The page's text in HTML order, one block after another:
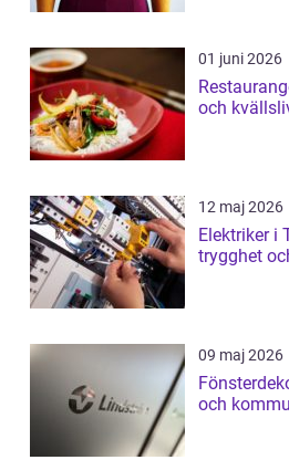
01 juni 2026
och
12 maj 2026
Elektriker i
trygghet
09 maj 2026
och